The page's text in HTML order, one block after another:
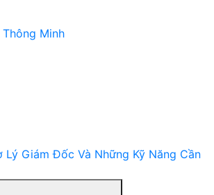
Thông Minh
Lý Giám Đốc Và Những Kỹ Năng Cần